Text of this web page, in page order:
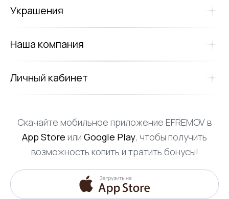
Украшения
Наша компания
Личный кабинет
Скачайте мобильное приложение EFREMOV в
App Store или Google Play, чтобы получить
возможность копить и тратить бонусы!